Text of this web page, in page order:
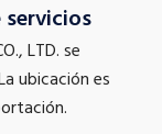
LTD. se
ubicación es